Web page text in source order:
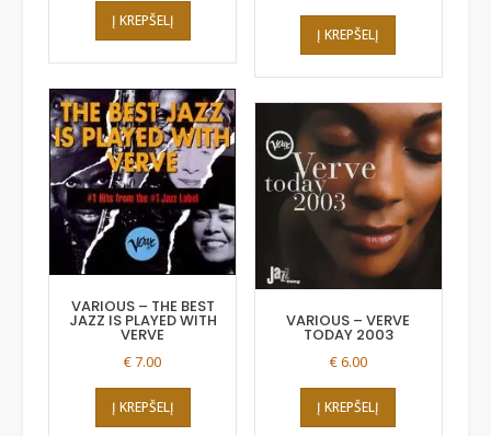
Į KREPŠELĮ
Į KREPŠELĮ
VARIOUS – THE BEST
JAZZ IS PLAYED WITH
VERVE
€7.00
Į KREPŠELĮ
VARIOUS – VERVE
TODAY 2003
€6.00
Į KREPŠELĮ